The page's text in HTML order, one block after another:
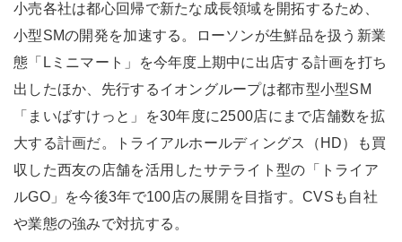
小売各社は都心回帰で新たな成長領域を開拓するため、
小型SMの開発を加速する。ローソンが生鮮品を扱う新業
態「Lミニマート」を今年度上期中に出店する計画を打ち
出したほか、先行するイオングループは都市型小型SM
「まいばすけっと」を30年度に2500店にまで店舗数を拡
大する計画だ。トライアルホールディングス（HD）も買
収した西友の店舗を活用したサテライト型の「トライア
ルGO」を今後3年で100店の展開を目指す。CVSも自社
や業態の強みで対抗する。